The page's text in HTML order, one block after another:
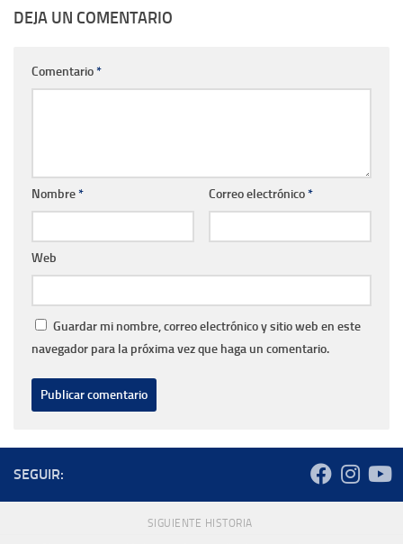
DEJA UN COMENTARIO
Comentario*
Nombre* Correo electrónico*
Web
Guardar mi nombre, correo electrónico y sitio web en este
navegador para la próxima vez que haga un comentario.
SEGUIR:
SIGUIENTE HISTORIA